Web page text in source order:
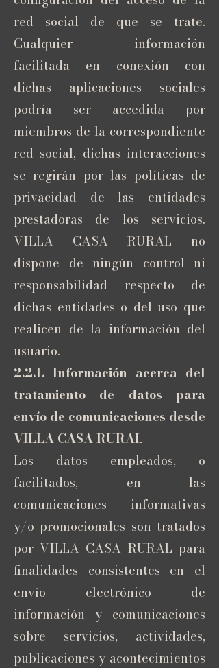
red social de que se trate.
Cualquier información
facilitada en conexión con
dichas aplicaciones sociales
podría ser accedida por
miembros de la correspondiente
red social, dichas interacciones
se regirán por las políticas de
privacidad de las entidades
prestadoras de los servicios.
VILLA CASA RURAL no
dispone de ningún control ni
responsabilidad respecto de
dichas entidades o del uso que
realicen de la información del
usuario.
2.2.1. Información acerca del
tratamiento de datos para
envío de comunicaciones desde
VILLA CASA RURAL
Los datos empleados, o
facilitados, en las
comunicaciones informativas
y/o promocionales son tratados
por VILLA CASA RURAL para
finalidades consistentes en el
envío electrónico de
información y comunicaciones
sobre servicios, actividades,
publicaciones y acontecimientos